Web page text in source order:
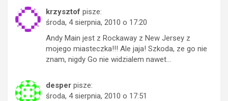
krzysztof pisze:
środa, 4 sierpnia, 2010 o 17:20
Andy Main jest z Rockaway z New Jersey z
mojego miasteczka!!! Ale jaja! Szkoda, ze go nie
znam, nigdy Go nie widzialem nawet…
desper pisze:
środa, 4 sierpnia, 2010 o 17:51